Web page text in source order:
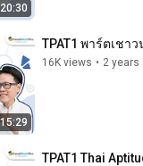
20:30
15:29
TPAT1 พาร์ตเชา
16K views • 2 years
TPAT1 Thai